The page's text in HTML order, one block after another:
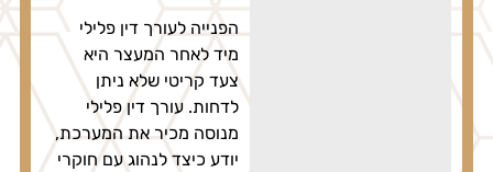
הפנייה לעורך דין פלילי
מיד לאחר המעצר היא
צעד קריטי שלא ניתן
לדחות. עורך דין פלילי
מנוסה מכיר את המערכת,
יודע כיצד לנהוג עם חוקרי